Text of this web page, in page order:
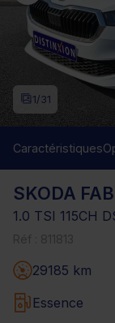
SKODA
1.0 TSI 115CH
29185 km
Essence
1/31
Caractéristiques